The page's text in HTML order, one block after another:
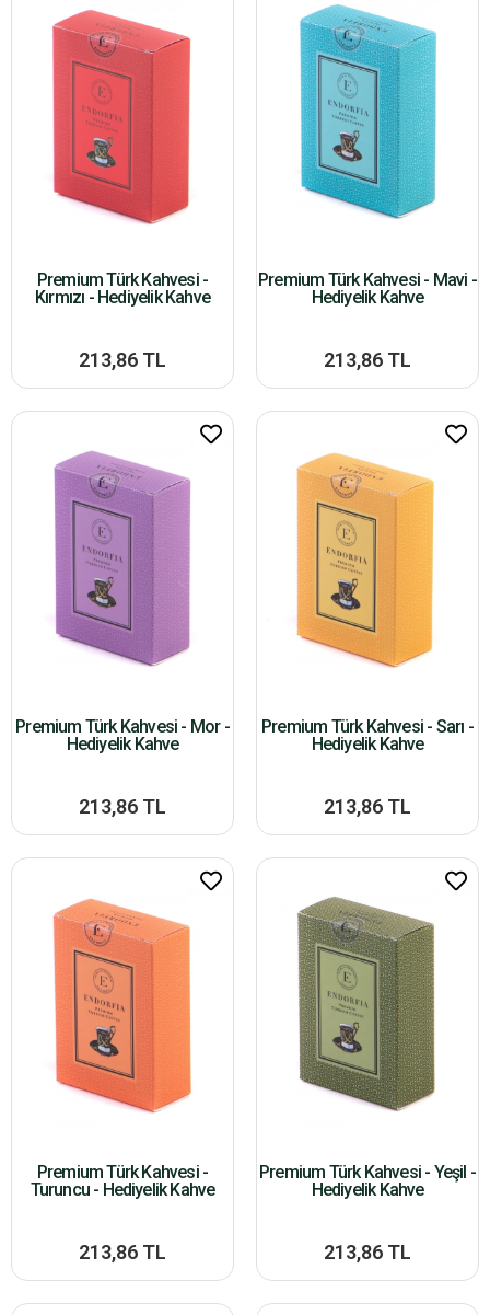
Premium Türk Kahvesi -
Kırmızı - Hediyelik Kahve
213,86 TL
Premium Türk Kahvesi - Mavi -
Hediyelik Kahve
213,86 TL
Premium Türk Kahvesi - Mor -
Hediyelik Kahve
213,86 TL
Premium Türk Kahvesi - Sarı -
Hediyelik Kahve
213,86 TL
Premium Türk Kahvesi -
Turuncu - Hediyelik Kahve
213,86 TL
Premium Türk Kahvesi - Yeşil -
Hediyelik Kahve
213,86 TL